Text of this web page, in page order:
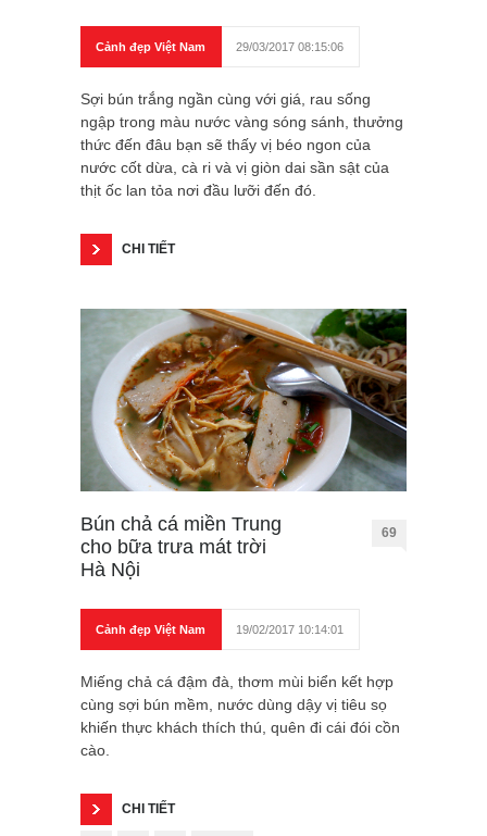
Cảnh đẹp Việt Nam 29/03/2017 08:15:06
Sợi bún trắng ngần cùng với giá, rau sống
ngập trong màu nước vàng sóng sánh, thưởng
thức đến đâu bạn sẽ thấy vị béo ngon của
nước cốt dừa, cà ri và vị giòn dai sần sật của
thịt ốc lan tỏa nơi đầu lưỡi đến đó.
CHI TIẾT
Bún chả cá miền Trung
cho bữa trưa mát trời
Hà Nội
69
Cảnh đẹp Việt Nam 19/02/2017 10:14:01
Miếng chả cá đậm đà, thơm mùi biển kết hợp
cùng sợi bún mềm, nước dùng dậy vị tiêu sọ
khiến thực khách thích thú, quên đi cái đói cồn
cào.
CHI TIẾT